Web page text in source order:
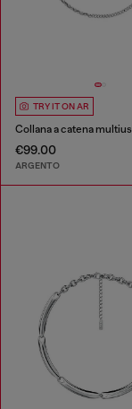
TRY IT ON AR
€99.00
ARGENTO